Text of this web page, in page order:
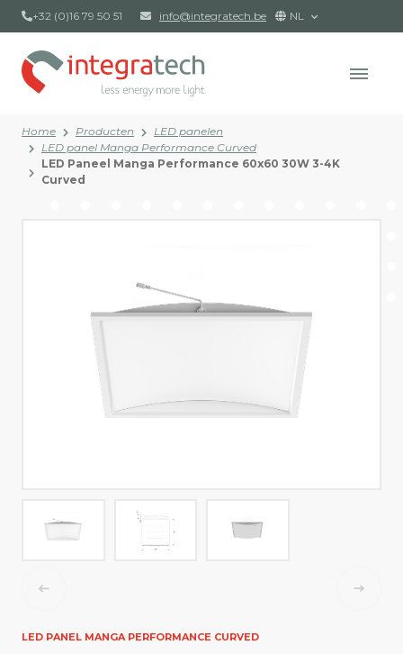
+32 (0)16 79 50 51 info@integratech.be NL
Home Producten
LED panelen
LED panel Manga Performance Curved
LED Paneel Manga Performance 60x60 30W 3-4K
Curved
LED PANEL MANGA PERFORMANCE CURVED